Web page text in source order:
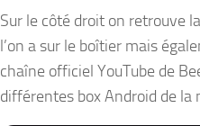
Sur le côté droit on retrouve
l’on a sur le boîtier mais
chaîne officiel YouTube de
différentes box Android de la